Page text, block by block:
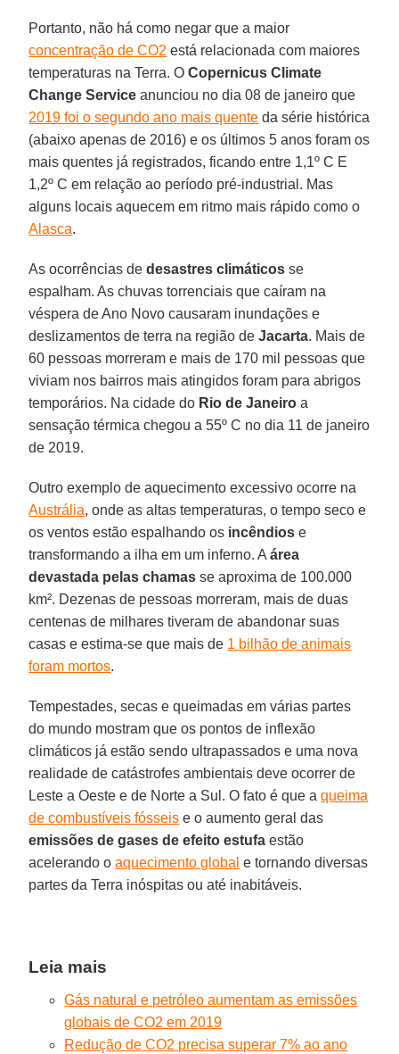
Portanto, não há como negar que a maior
concentração de CO2 está relacionada com maiores
temperaturas na Terra. OCopernicus Climate
Change Service anunciou no dia 08 de janeiro que
2019 foi o segundo ano mais quente da série histórica
(abaixo apenas de 2016) e os últimos 5 anos foram os
mais quentes já registrados, ficando entre 1,1º C E
1,2º C em relação ao período pré-industrial. Mas
alguns locais aquecem em ritmo mais rápido como o
Alasca.
As ocorrências dedesastres climáticos se
espalham. As chuvas torrenciais que caíram na
véspera de Ano Novo causaram inundações e
deslizamentos de terra na região deJacarta. Mais de
60 pessoas morreram e mais de 170 mil pessoas que
viviam nos bairros mais atingidos foram para abrigos
temporários. Na cidade do Rio de Janeiro a
sensação térmica chegou a 55º C no dia 11 de janeiro
de 2019.
Outro exemplo de aquecimento excessivo ocorre na
Austrália, onde as altas temperaturas, o tempo seco e
os ventos estão espalhando os incêndios e
transformando a ilha em um inferno. Aárea
devastada pelas chamas se aproxima de 100.000
km². Dezenas de pessoas morreram, mais de duas
centenas de milhares tiveram de abandonar suas
casas e estima-se que mais de 1 bilhão de animais
foram mortos.
Tempestades, secas e queimadas em várias partes
do mundo mostram que os pontos de inflexão
climáticos já estão sendo ultrapassados e uma nova
realidade de catástrofes ambientais deve ocorrer de
Leste a Oeste e de Norte a Sul. O fato é que aqueima
de combustíveis fósseis e o aumento geral das
emissões de gases de efeito estufa estão
acelerando oaquecimento global e tornando diversas
partes da Terra inóspitas ou até inabitáveis.
Leia mais
Gás natural e petróleo aumentam as emissões
globais de CO2 em 2019
Redução de CO2 precisa superar 7% ao ano